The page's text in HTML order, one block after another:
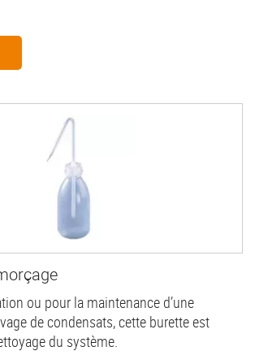
ou pour la maintenance d’une
de condensats, cette burette est
du système.